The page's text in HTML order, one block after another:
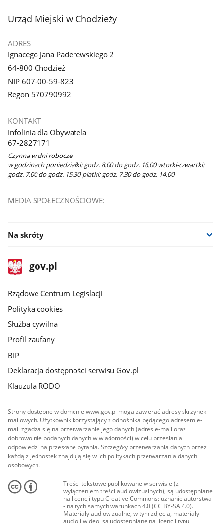
stopka
Urząd Miejski w Chodzieży
ADRES
Ignacego Jana Paderewskiego 2
64-800 Chodzież
NIP 607-00-59-823
Regon 570790992
KONTAKT
Infolinia dla Obywatela
67-2827171
Czynna w dni robocze
w godzinach poniedziałki: godz. 8.00 do godz. 16.00 wtorki-czwartki:
godz. 7.00 do godz. 15.30-piątki: godz. 7.30 do godz. 14.00
MEDIA SPOŁECZNOŚCIOWE:
Na skróty
stopka
gov.plStrona
gov.pl
Rządowe Centrum Legislacji
Polityka cookies
Służba cywilna
Profil zaufany
BIP
Deklaracja dostępności serwisu Gov.pl
Klauzula RODO
Strony dostępne w domenie www.gov.pl mogą zawierać adresy skrzynek
mailowych. Użytkownik korzystający z odnośnika będącego adresem e-
mail zgadza się na przetwarzanie jego danych (adres e-mail oraz
dobrowolnie podanych danych w wiadomości) w celu przesłania
odpowiedzi na przesłane pytania. Szczegóły przetwarzania danych przez
każdą z jednostek znajdują się w ich politykach przetwarzania danych
osobowych.
Treści tekstowe publikowane w serwisie (z
wyłączeniem treści audiowizualnych), są udostępniane
na licencji typu Creative Commons: uznanie autorstwa
- na tych samych warunkach 4.0 (CC BY-SA 4.0).
Materiały audiowizualne, w tym zdjęcia, materiały
audio i wideo, są udostępniane na licencji typu